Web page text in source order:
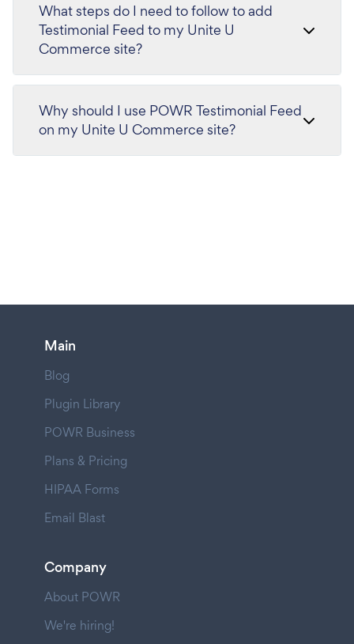
What steps do I need to follow to add
Testimonial Feed to my Unite U
Commerce site?
Why should I use POWR Testimonial Feed
on my Unite U Commerce site?
Main
Blog
Plugin Library
POWR Business
Plans & Pricing
HIPAA Forms
Email Blast
Company
About POWR
We're hiring!